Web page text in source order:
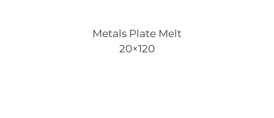
Metals Plate Melt
20×120